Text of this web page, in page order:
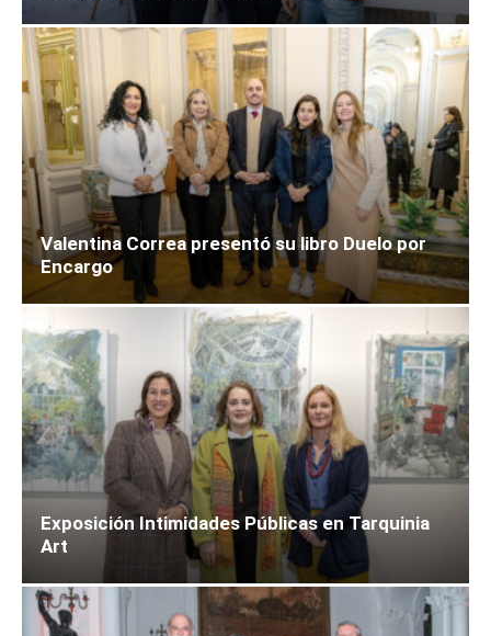
Valentina Correa presentó su libro Duelo por
Encargo
Exposición Intimidades Públicas en Tarquinia
Art